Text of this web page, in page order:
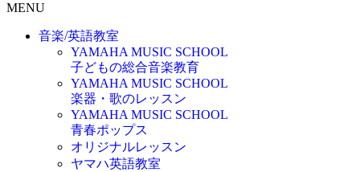
MENU
音楽/英語教室
YAMAHA MUSIC SCHOOL
子どもの総合音楽教育
YAMAHA MUSIC SCHOOL
楽器・歌のレッスン
YAMAHA MUSIC SCHOOL
青春ポップス
オリジナルレッスン
ヤマハ英語教室